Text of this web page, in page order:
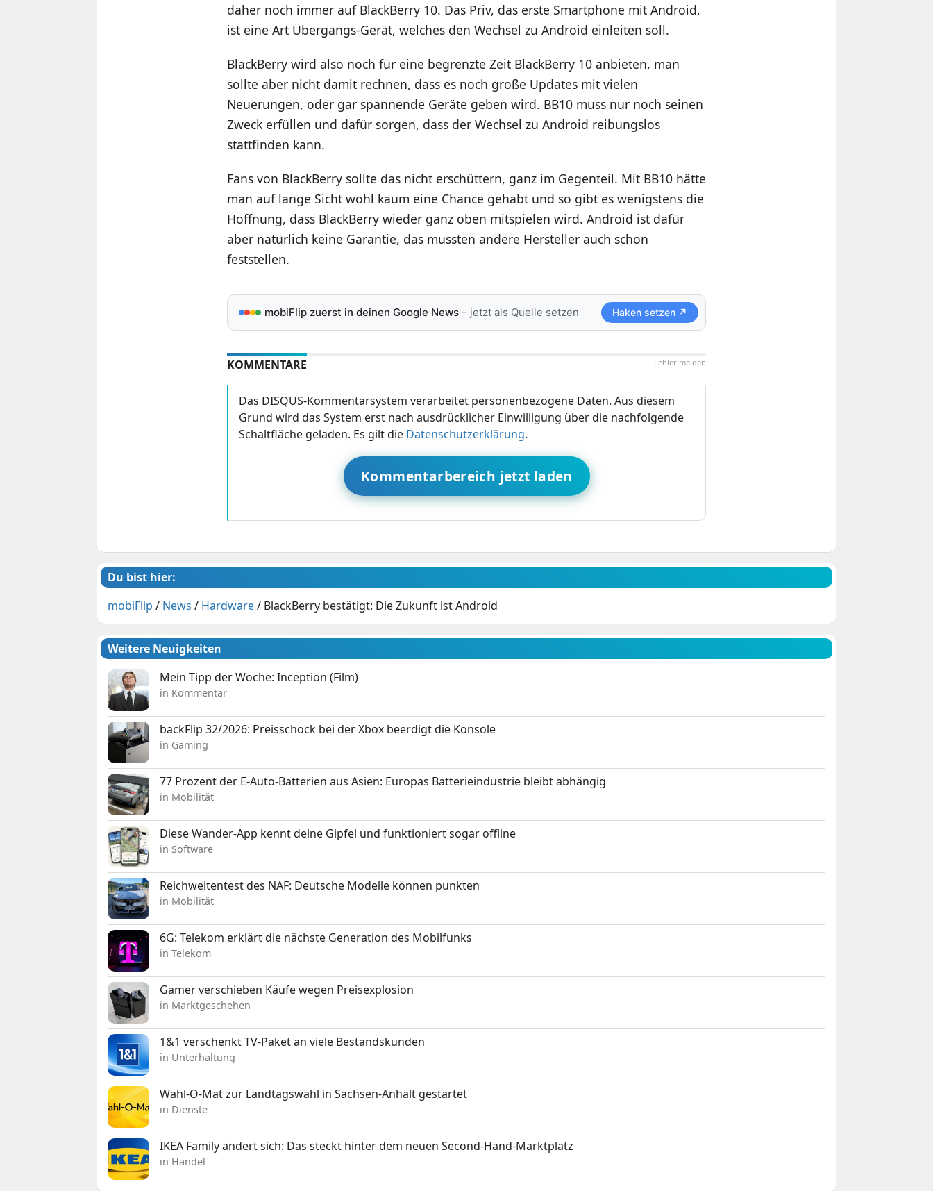
daher noch immer auf BlackBerry 10. Das Priv, das erste Smartphone mit Android,
ist eine Art Übergangs-Gerät, welches den Wechsel zu Android einleiten soll.
BlackBerry wird also noch für eine begrenzte Zeit BlackBerry 10 anbieten, man
sollte aber nicht damit rechnen, dass es noch große Updates mit vielen
Neuerungen, oder gar spannende Geräte geben wird. BB10 muss nur noch seinen
Zweck erfüllen und dafür sorgen, dass der Wechsel zu Android reibungslos
stattfinden kann.
Fans von BlackBerry sollte das nicht erschüttern, ganz im Gegenteil. Mit BB10 hätte
man auf lange Sicht wohl kaum eine Chance gehabt und so gibt es wenigstens die
Hoffnung, dass BlackBerry wieder ganz oben mitspielen wird. Android ist dafür
aber natürlich keine Garantie, das mussten andere Hersteller auch schon
feststellen.
mobiFlip zuerst in deinen Google News– jetzt als Quelle setzen Haken setzen ↗
Fehler melden
KOMMENTARE
Das DISQUS-Kommentarsystem verarbeitet personenbezogene Daten. Aus diesem
Grund wird das System erst nach ausdrücklicher Einwilligung über die nachfolgende
Schaltfläche geladen. Es gilt die Datenschutzerklärung.
Kommentarbereich jetzt laden
Du bist hier:
mobiFlip / News / Hardware/ BlackBerry bestätigt: Die Zukunft ist Android
Weitere Neuigkeiten
Mein Tipp der Woche: Inception (Film)
in Kommentar
backFlip 32/2026: Preisschock bei der Xbox beerdigt die Konsole
in Gaming
77 Prozent der E-Auto-Batterien aus Asien: Europas Batterieindustrie bleibt abhängig
in Mobilität
Diese Wander-App kennt deine Gipfel und funktioniert sogar offline
in Software
Reichweitentest des NAF: Deutsche Modelle können punkten
in Mobilität
6G: Telekom erklärt die nächste Generation des Mobilfunks
in Telekom
Gamer verschieben Käufe wegen Preisexplosion
in Marktgeschehen
1&1 verschenkt TV-Paket an viele Bestandskunden
in Unterhaltung
Wahl-O-Mat zur Landtagswahl in Sachsen-Anhalt gestartet
in Dienste
IKEA Family ändert sich: Das steckt hinter dem neuen Second-Hand-Marktplatz
in Handel